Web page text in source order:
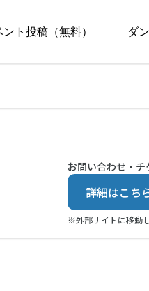
ト投稿（無料） ダ
お問い合わせ・
詳細はこち
※外部サイトに移動